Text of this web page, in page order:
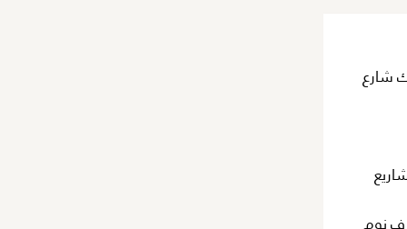
شارع
عامًا في تنفيذ مشاريع